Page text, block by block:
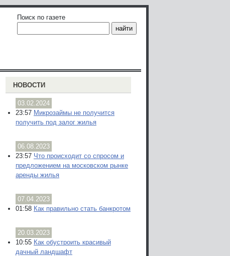
Поиск по газете
НОВОСТИ
03.02.2024
23:57 Микрозаймы не получится
получить под залог жилья
06.08.2023
23:57 Что происходит со спросом и
предложением на московском рынке
аренды жилья
07.04.2023
01:58 Как правильно стать банкротом
20.03.2023
10:55 Как обустроить красивый
дачный ландшафт